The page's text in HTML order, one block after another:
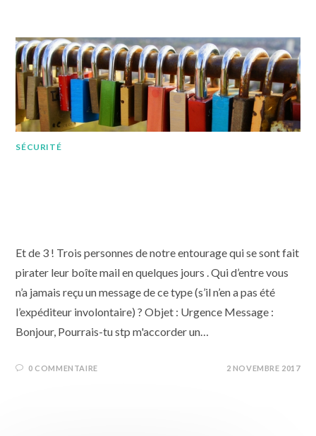
SÉCURITÉ
Et de 3 ! Trois personnes de notre entourage qui se sont fait
pirater leur boîte mail en quelques jours . Qui d’entre vous
n’a jamais reçu un message de ce type (s’il n’en a pas été
l’expéditeur involontaire) ? Objet : Urgence Message :
Bonjour, Pourrais-tu stp m'accorder un…
0 COMMENTAIRE 2 NOVEMBRE 2017